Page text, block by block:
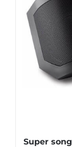
Super song